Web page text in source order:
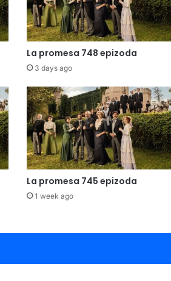
La promesa 748 epizoda
3 days ago
La promesa 745 epizoda
1 week ago